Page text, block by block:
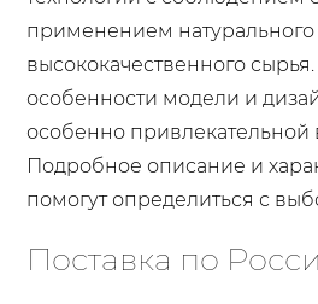
применением натурального
высококачественного
особенности модели и
особенно привлекательной
Подробное описание и
помогут определиться с
Поставка по